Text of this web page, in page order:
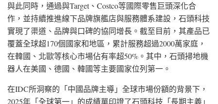
與此同時，通過與Target、Costco等國際零售巨頭深化合
作，並持續推進線下品牌旗艦店與服務體系建設，石頭科技
實現了渠道、品牌與口碑的協同增長。截至目前，其產品已
覆蓋全球超170個國家和地區，累計服務超過2000萬家庭，
在韓國、北歐等核心市場佔有率超50%。其中，石頭掃地機
器人在美國、德國、韓國等主要國家位列第一。
在IDC所洞察的「中國品牌主導」全球市場份額的背景下，
2025年「全球第一」的成績單印證了石頭科技「長期主義」